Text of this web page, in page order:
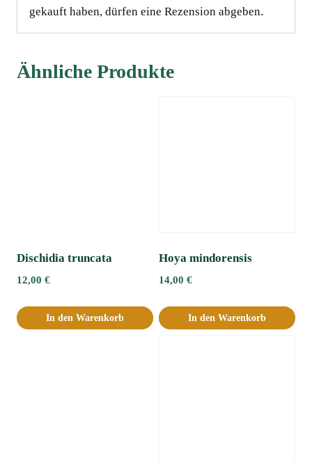
gekauft haben, dürfen eine Rezension abgeben.
Ähnliche Produkte
Dischidia truncata
12,00 €
In den Warenkorb
Hoya mindorensis
14,00 €
In den Warenkorb